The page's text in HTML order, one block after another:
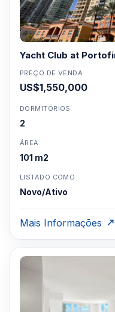
Yacht Club at
PREÇO DE VENDA
US$1,550,000
DORMITÓRIOS
2
ÁREA
101 m2
LISTADO COMO
Novo/Ativo
Mais Informações